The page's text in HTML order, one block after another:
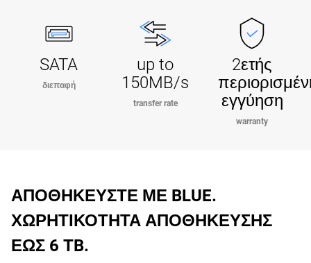
SATA
διεπαφή
up to
150MB/s
transfer rate
2ετής
εγγύηση
warranty
ΑΠΟΘΗΚΕΥΣΤΕ ΜΕ BLUE.
ΧΩΡΗΤΙΚΟΤΗΤΑ ΑΠΟΘΗΚΕΥΣΗΣ
ΕΩΣ 6 TB.